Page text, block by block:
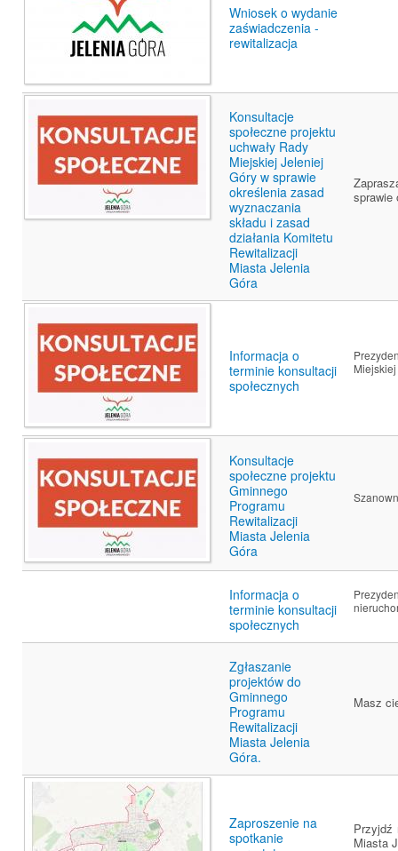
Wniosek o wydanie
zaświadczenia -
rewitalizacja
Konsultacje
społeczne projektu
uchwały Rady
Miejskiej Jeleniej
Góry w sprawie
określenia zasad
wyznaczania
składu i zasad
działania Komitetu
Rewitalizacji
Miasta Jelenia
Góra
sprawie
Informacja o
terminie konsultacji
społecznych
Konsultacje
społeczne projektu
Gminnego
Programu
Rewitalizacji
Miasta Jelenia
Góra
Informacja o
terminie konsultacji
społecznych
Zgłaszanie
projektów do
Gminnego
Programu
Rewitalizacji
Miasta Jelenia
Góra.
Masz
Zaproszenie na
spotkanie
Przyjdź
Miasta